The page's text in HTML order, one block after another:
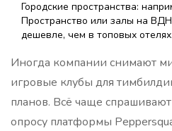
Городские пространства:
Пространство или залы на
дешевле, чем в топовых отелях.
Иногда компании снимают
игровые клубы для
планов. Всё чаще
опросу платформы